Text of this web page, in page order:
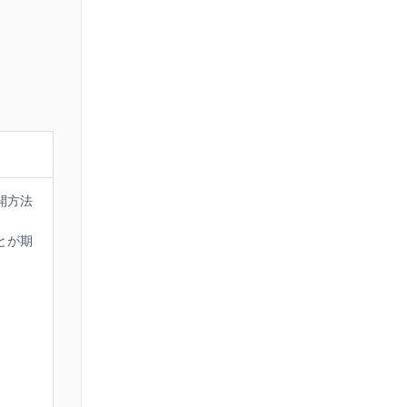
ービ
効果
す。
ロブ
方法
が期